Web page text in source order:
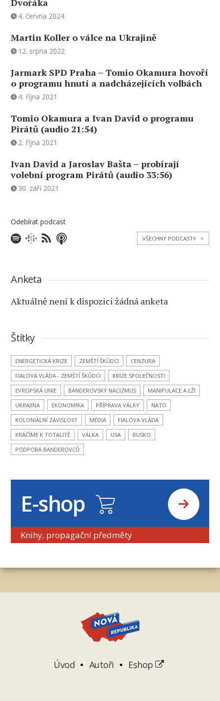
Dvořáka
4. června 2024
Martin Koller o válce na Ukrajině
12. srpna 2022
Jarmark SPD Praha – Tomio Okamura hovoří
o programu hnutí a nadcházejících volbách
4. října 2021
Tomio Okamura a Ivan David o programu
Pirátů (audio 21:54)
2. října 2021
Ivan David a Jaroslav Bašta – probírají
volební program Pirátů (audio 33:56)
30. září 2021
Odebírat podcast
VŠECHNY PODCASTY >
Anketa
Aktuálně není k dispozici žádná anketa
Štítky
ENERGETICKÁ KRIZE ZEMŠTÍ ŠKŮDCI
CENZURA
FIALOVA VLÁDA - ZEMŠTÍ ŠKŮDCI
KRIZE SPOLEČNOSTI
EVROPSKÁ UNIE
BANDEROVSKÝ NACIZMUS
MANIPULACE A LŽI
UKRAJINA
EKONOMIKA PŘÍPRAVA VÁLKY
NATO
KOLONIÁLNÍ ZÁVISLOST
MÉDIA
FIALOVA VLÁDA
KRÁČÍME K TOTALITĚ
VÁLKA USA
RUSKO
PODPORA BANDEROVCŮ
E-shop
Knihy, propagační předměty
Úvod Autoři Eshop